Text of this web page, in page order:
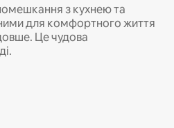
з кухнею та
для комфортного життя
Це чудова